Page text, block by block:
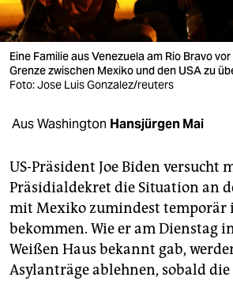
verlag
verlag
veranstaltungen
unterstützen
abo
genossenschaft
epaper login
Eine Familie aus Venezuela am Rio Bravo
Grenze zwischen Mexiko und den USA zu
Foto: Jose Luis Gonzalez/reuters
Aus Washington Hansjürgen Mai
US-Präsident Joe Biden versucht
Präsidialdekret die Situation an
mit Mexiko zumindest temporär
bekommen. Wie er am Dienstag
Weißen Haus bekannt gab,
Asylanträge ablehnen, sobald die